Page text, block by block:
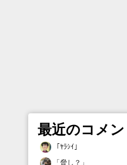
最近のコメン
「ﾔﾗｼｲ 」
「脅し？ 」